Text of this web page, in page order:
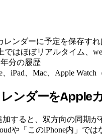
レンダーに予定を保存す
ではほぼリアルタイム、
分の履歴
、iPad、Mac、Apple Watch
ンダーをApple
加すると、双方向の同期
や「このiPhone内」では